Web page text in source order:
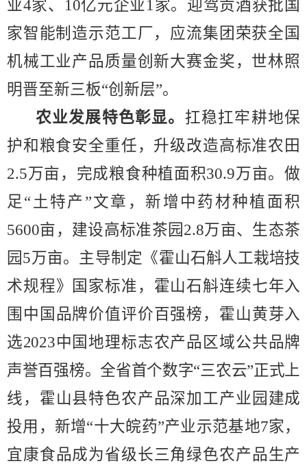
业4家、 10亿元企业1 家。迎驾贡酒获批国
家智能制造示范工厂，应流集团荣获全国
机械工业产品质量创新大赛金奖，世林照
明晋至新三板“创新层”。
农业发展特色彰显。 扛稳扛牢耕地保
护和粮食安全重任，升级改造高标准农田
2.5万亩，完成粮食种植面积30.9万亩。做
足 “ 土特产 ”文章，新增中药材种植 面积
5600亩，建设高标准茶园 2.8万亩、生态茶
园 5万亩。主导制定《霍山石斛人工栽培技
术规程》国家标准，霍山石斛连续七年入
围中国品牌价值评价百强榜，霍山黄芽入
选2023中国地理标志农产品区域公共品牌
声誉百强榜。全省首个数字“三农云” 正式上
线，霍山县特色农产品深加工产业园建成
投用，新增“十大皖药”产业示范基地7家，
宜康食品成为省级长三角绿色农产品生产